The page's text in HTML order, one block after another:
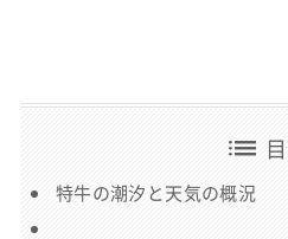
list
特牛の潮汐と天気の概況